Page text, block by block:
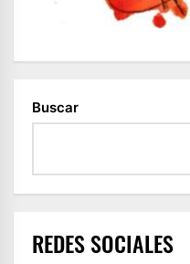
Buscar
REDES SOCIALES